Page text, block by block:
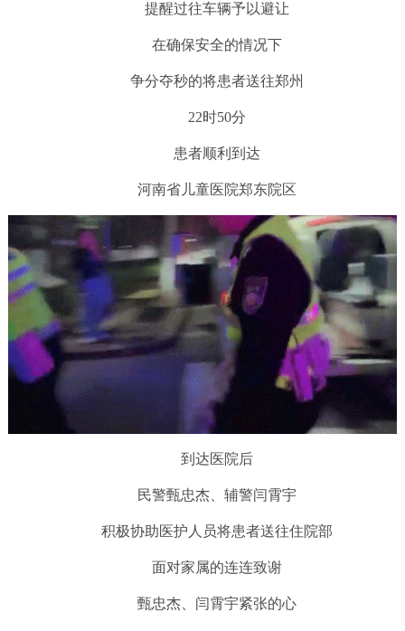
提醒过往车辆予以避让
在确保安全的情况下
争分夺秒的将患者送往郑州
22时50分
患者顺利到达
河南省儿童医院郑东院区
到达医院后
民警甄忠杰、辅警闫霄宇
积极协助医护人员将患者送往住院部
面对家属的连连致谢
甄忠杰、闫霄宇紧张的心